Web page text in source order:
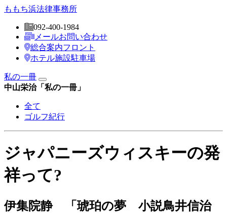
ももち浜法律事務所
092-400-1984
メールお問い合わせ
総合案内フロント
ホテル施設駐車場
私の一冊
中山栄治「私の一冊」
全て
ゴルフ紀行
ジャパニーズウィスキーの発
祥って?
伊集院静 「琥珀の夢 小説鳥井信治